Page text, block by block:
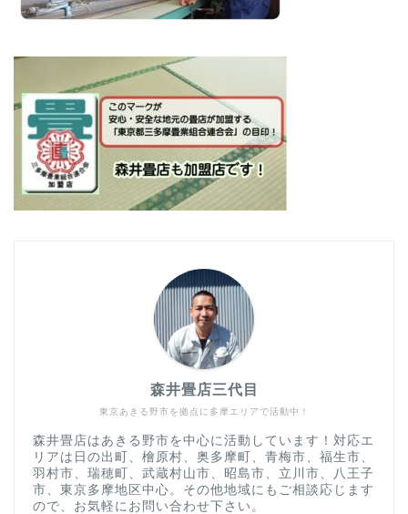
東京あきる野市を拠点に多摩エリアで活動中！
森井畳店三代目
森井畳店はあきる野市を中心に活動しています！対応エ
リアは日の出町、檜原村、奥多摩町、青梅市、福生市、
羽村市、瑞穂町、武蔵村山市、昭島市、立川市、八王子
市、東京多摩地区中心。その他地域にもご相談応じます
ので、お気軽にお問い合わせ下さい。